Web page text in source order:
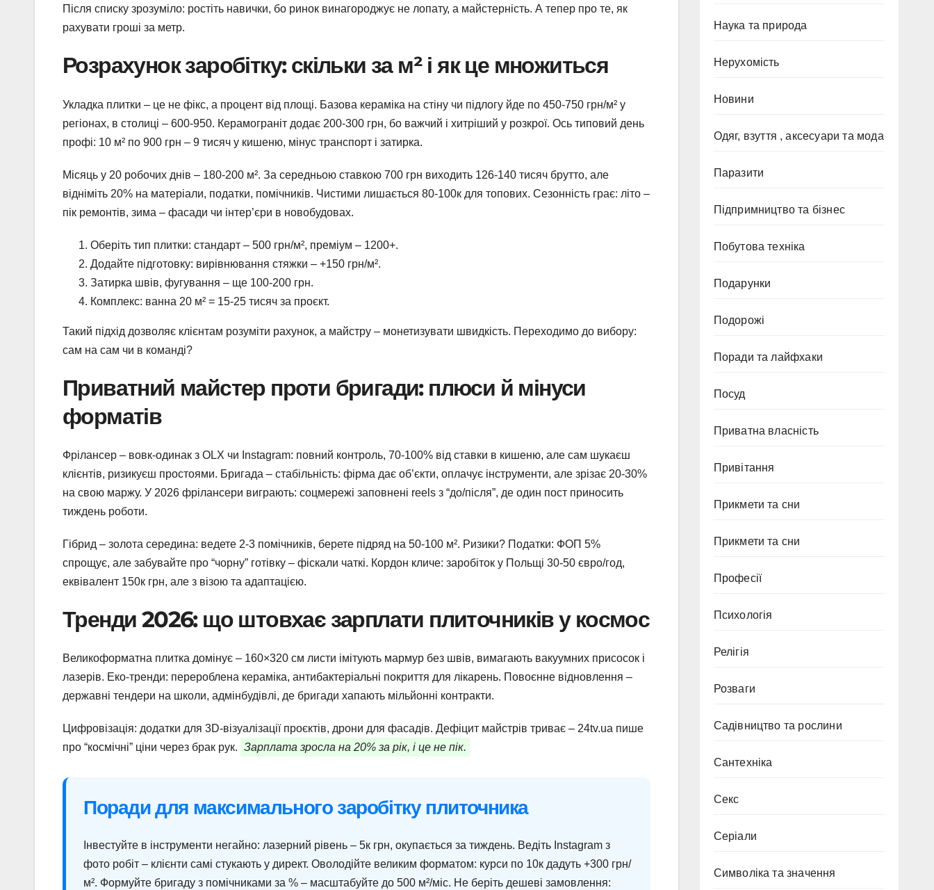
Після списку зрозуміло: ростіть навички, бо ринок винагороджує не лопату, а майстерність. А тепер про те, як
рахувати гроші за метр.
Розрахунок заробітку: скільки за м² і як це множиться
Укладка плитки – це не фікс, а процент від площі. Базова кераміка на стіну чи підлогу йде по 450-750 грн/м² у
регіонах, в столиці – 600-950. Керамограніт додає 200-300 грн, бо важчий і хитріший у розкрої. Ось типовий день
профі: 10 м² по 900 грн – 9 тисяч у кишеню, мінус транспорт і затирка.
Місяць у 20 робочих днів – 180-200 м². За середньою ставкою 700 грн виходить 126-140 тисяч брутто, але
відніміть 20% на матеріали, податки, помічників. Чистими лишається 80-100к для топових. Сезонність грає: літо –
пік ремонтів, зима – фасади чи інтер’єри в новобудовах.
Оберіть тип плитки: стандарт – 500 грн/м², преміум – 1200+.
Додайте підготовку: вирівнювання стяжки – +150 грн/м².
Затирка швів, фугування – ще 100-200 грн.
Комплекс: ванна 20 м² = 15-25 тисяч за проєкт.
Такий підхід дозволяє клієнтам розуміти рахунок, а майстру – монетизувати швидкість. Переходимо до вибору:
сам на сам чи в команді?
Приватний майстер проти бригади: плюси й мінуси
форматів
Фрілансер – вовк-одинак з OLX чи Instagram: повний контроль, 70-100% від ставки в кишеню, але сам шукаєш
клієнтів, ризикуєш простоями. Бригада – стабільність: фірма дає об’єкти, оплачує інструменти, але зрізає 20-30%
на свою маржу. У 2026 фрілансери виграють: соцмережі заповнені reels з “до/після”, де один пост приносить
тиждень роботи.
Гібрид – золота середина: ведете 2-3 помічників, берете підряд на 50-100 м². Ризики? Податки: ФОП 5%
спрощує, але забувайте про “чорну” готівку – фіскали чаткі. Кордон кличе: заробіток у Польщі 30-50 євро/год,
еквівалент 150к грн, але з візою та адаптацією.
Тренди 2026: що штовхає зарплати плиточників у космос
Великоформатна плитка домінує – 160×320 см листи імітують мармур без швів, вимагають вакуумних присосок і
лазерів. Еко-тренди: перероблена кераміка, антибактеріальні покриття для лікарень. Повоєнне відновлення –
державні тендери на школи, адмінбудівлі, де бригади хапають мільйонні контракти.
Цифровізація: додатки для 3D-візуалізації проєктів, дрони для фасадів. Дефіцит майстрів триває – 24tv.ua пише
про “космічні” ціни через брак рук. Зарплата зросла на 20% за рік, і це не пік.
Поради для максимального заробітку плиточника
Інвестуйте в інструменти негайно: лазерний рівень – 5к грн, окупається за тиждень. Ведіть Instagram з
фото робіт – клієнти самі стукають у директ. Оволодійте великим форматом: курси по 10к дадуть +300 грн/
м². Формуйте бригаду з помічниками за % – масштабуйте до 500 м²/міс. Не беріть дешеві замовлення:
Наука та природа
Нерухомість
Новини
Одяг, взуття , аксесуари та мода
Паразити
Підпримництво та бізнес
Побутова техніка
Подарунки
Подорожі
Поради та лайфхаки
Посуд
Приватна власність
Привітання
Прикмети та сни
Прикмети та сни
Професії
Психологія
Релігія
Розваги
Садівництво та рослини
Сантехніка
Секс
Серіали
Символіка та значення